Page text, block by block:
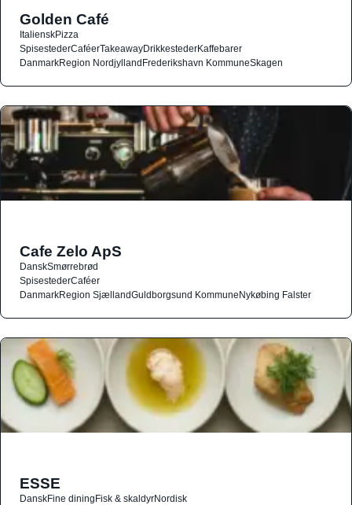
Golden Café
ItalienskPizza
SpisestederCaféerTakeawayDrikkestederKaffebarer
DanmarkRegion NordjyllandFrederikshavn KommuneSkagen
Cafe Zelo ApS
DanskSmørrebrød
SpisestederCaféer
DanmarkRegion SjællandGuldborgsund KommuneNykøbing Falster
ESSE
DanskFine diningFisk & skaldyrNordisk